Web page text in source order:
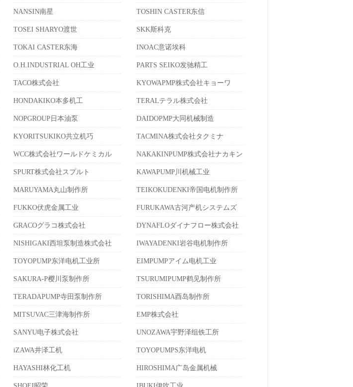
NANSIN南星 TOSHIN CASTER东信
TOSEI SHARYO渡世 SKK斯科克
TOKAI CASTER东海 INOAC意诺埃科
O.H.INDUSTRIAL OH工业 PARTS SEIKO发驰精工
TACO株式会社 KYOWAPMP株式会社キョーワ
HONDAKIKO本多机工 TERALテラル株式会社
NOPGROUP日本油泵 DAIDOPMP大同机械制造
KYORITSUKIKO共立机巧 TACMINA株式会社タクミナ
WCC株式会社ワールドケミカル NAKAKINPUMP株式会社ナカキン
SPURT株式会社スプルト KAWAPUMP川机械工业
MARUYAMA丸山制作所 TEIKOKUDENKI帝国电机制作所
FUKKO伏虎金属工业 FURUKAWA古河产机システムズ
GRACOグラコ株式会社 DYNAFLOダイナフロー株式会社
NISHIGAKI西坦泵制造株式会社 IWAYADENKI岩谷电机制作所
TOYOPUMP东洋电机工业所 EIMPUMPアイム电机工业
SAKURA-P樱川泵制作所 TSURUMIPUMP鹤见制作所
TERADAPUMP寺田泵制作所 TORISHIMA酉岛制作所
MITSUVAC三津海制作所 EMP株式会社
SANYU电子株式会社 UNOZAWA宇野泽组铁工所
iZAWA井泽工机 TOYOPUMPS东洋电机
HAYASHI林化工机 HIROSHIMA广岛金属机械